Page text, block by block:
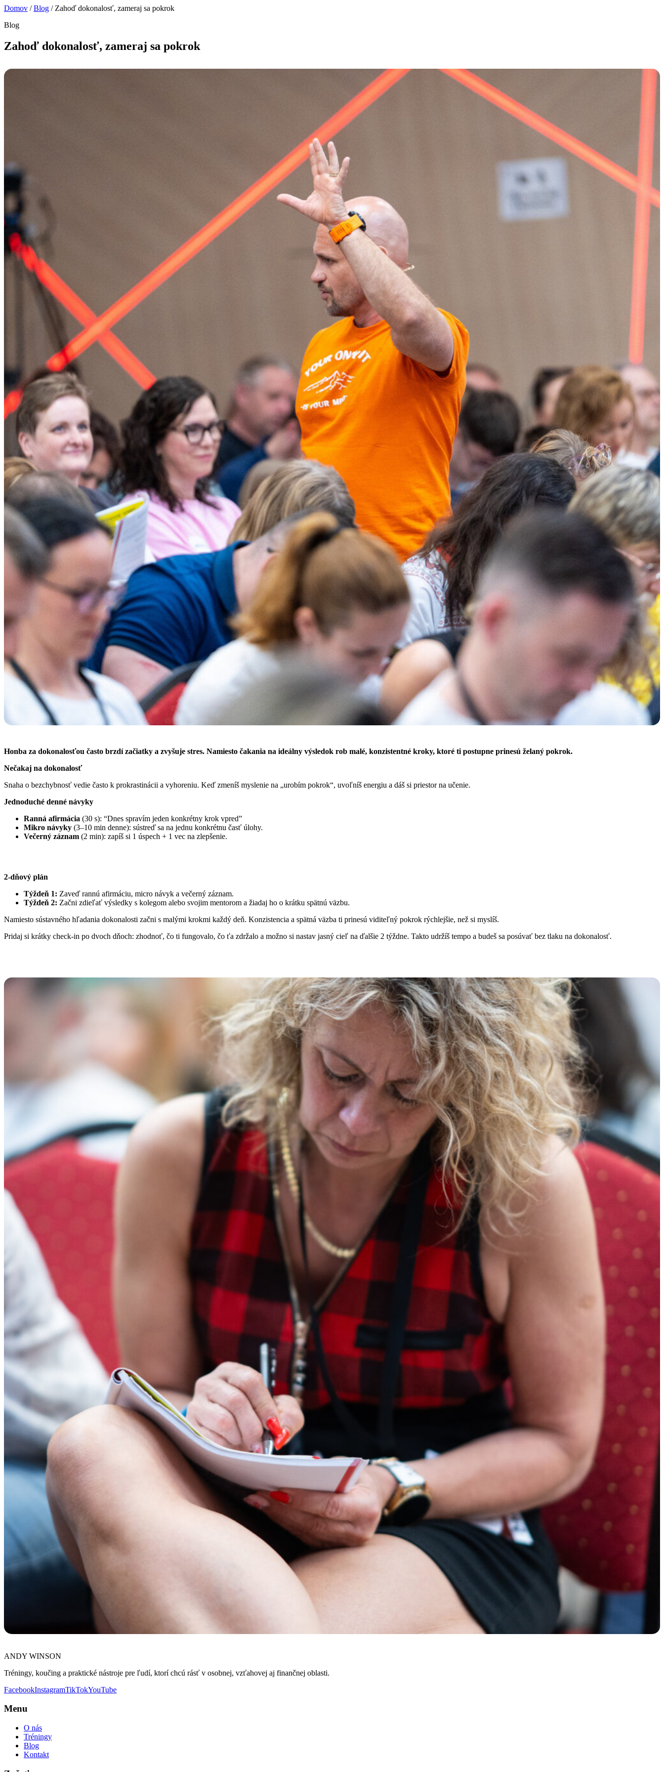
Domov / Blog / Zahoď dokonalosť, zameraj sa pokrok
Blog
Zahoď dokonalosť, zameraj sa pokrok
Honba za dokonalosťou často brzdí začiatky a zvyšuje stres. Namiesto čakania na ideálny výsledok rob malé, konzistentné kroky, ktoré ti postupne prinesú želaný pokrok.
Nečakaj na dokonalosť
Snaha o bezchybnosť vedie často k prokrastinácii a vyhoreniu. Keď zmeníš myslenie na „urobím pokrok“, uvoľníš energiu a dáš si priestor na učenie.
Jednoduché denné návyky
Ranná afirmácia (30 s): “Dnes spravím jeden konkrétny krok vpred”
Mikro návyky (3–10 min denne): sústreď sa na jednu konkrétnu časť úlohy.
Večerný záznam (2 min): zapíš si 1 úspech + 1 vec na zlepšenie.
2-dňový plán
Týždeň 1: Zaveď rannú afirmáciu, micro návyk a večerný záznam.
Týždeň 2: Začni zdieľať výsledky s kolegom alebo svojim mentorom a žiadaj ho o krátku spätnú väzbu.
Namiesto sústavného hľadania dokonalosti začni s malými krokmi každý deň. Konzistencia a spätná väzba ti prinesú viditeľný pokrok rýchlejšie, než si myslíš.
Pridaj si krátky check-in po dvoch dňoch: zhodnoť, čo ti fungovalo, čo ťa zdržalo a možno si nastav jasný cieľ na ďalšie 2 týždne. Takto udržíš tempo a budeš sa posúvať bez tlaku na dokonalosť.
ANDY WINSON
Tréningy, koučing a praktické nástroje pre ľudí, ktorí chcú rásť v osobnej, vzťahovej aj finančnej oblasti.
FacebookInstagramTikTokYouTube
Menu
O nás
Tréningy
Blog
Kontakt